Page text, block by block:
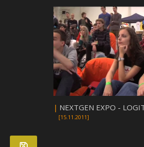
| NEXTGEN EXPO -
[15.11.2011]